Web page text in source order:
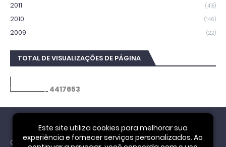
2011 (418)
2010 (146)
2009 (22)
TOTAL DE VISUALIZAÇÕES DE PÁGINA
4417653
Cookie Notice
Este site utiliza cookies para melhorar sua
experiência e fornecer serviços personalizados. Ao